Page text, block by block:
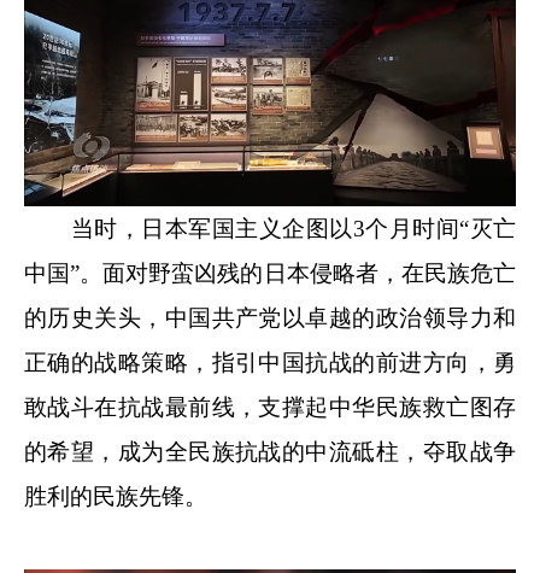
当时，日本军国主义企图以3个月时间“灭亡
中国”。面对野蛮凶残的日本侵略者，在民族危亡
的历史关头，中国共产党以卓越的政治领导力和
正确的战略策略，指引中国抗战的前进方向，勇
敢战斗在抗战最前线，支撑起中华民族救亡图存
的希望，成为全民族抗战的中流砥柱，夺取战争
胜利的民族先锋。